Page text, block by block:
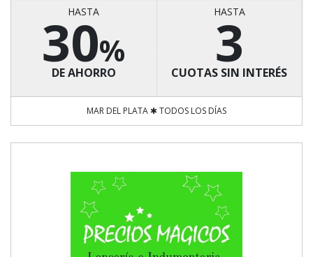
HASTA
30%
DE AHORRO
HASTA
3
CUOTAS SIN INTERÉS
MAR DEL PLATA ✱ TODOS LOS DÍAS